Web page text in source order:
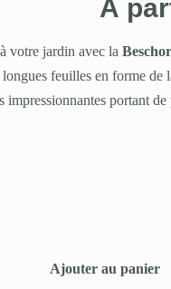
À
votre jardin avec la
feuilles en forme de
impressionnantes portant de
Ajouter au panier